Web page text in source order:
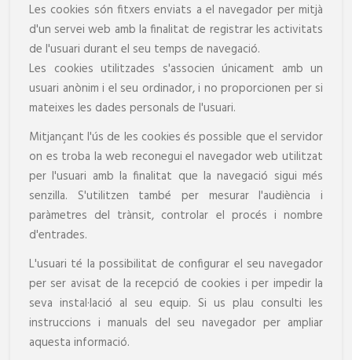
Les cookies són fitxers enviats a el navegador per mitjà
d'un servei web amb la finalitat de registrar les activitats
de l'usuari durant el seu temps de navegació.
Les cookies utilitzades s'associen únicament amb un
usuari anònim i el seu ordinador, i no proporcionen per si
mateixes les dades personals de l'usuari.
Mitjançant l'ús de les cookies és possible que el servidor
on es troba la web reconegui el navegador web utilitzat
per l'usuari amb la finalitat que la navegació sigui més
senzilla. S'utilitzen també per mesurar l'audiència i
paràmetres del trànsit, controlar el procés i nombre
d'entrades.
L'usuari té la possibilitat de configurar el seu navegador
per ser avisat de la recepció de cookies i per impedir la
seva instal·lació al seu equip. Si us plau consulti les
instruccions i manuals del seu navegador per ampliar
aquesta informació.